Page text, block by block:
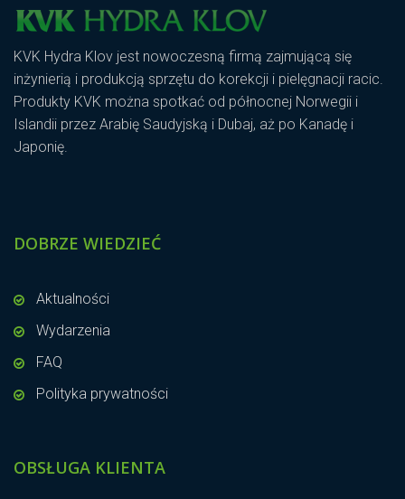
KVK Hydra Klov jest nowoczesną firmą zajmującą się
inżynierią i produkcją sprzętu do korekcji i pielęgnacji racic.
Produkty KVK można spotkać od północnej Norwegii i
Islandii przez Arabię Saudyjską i Dubaj, aż po Kanadę i
Japonię.
DOBRZE WIEDZIEĆ
Aktualności
Wydarzenia
FAQ
Polityka prywatności
OBSŁUGA KLIENTA